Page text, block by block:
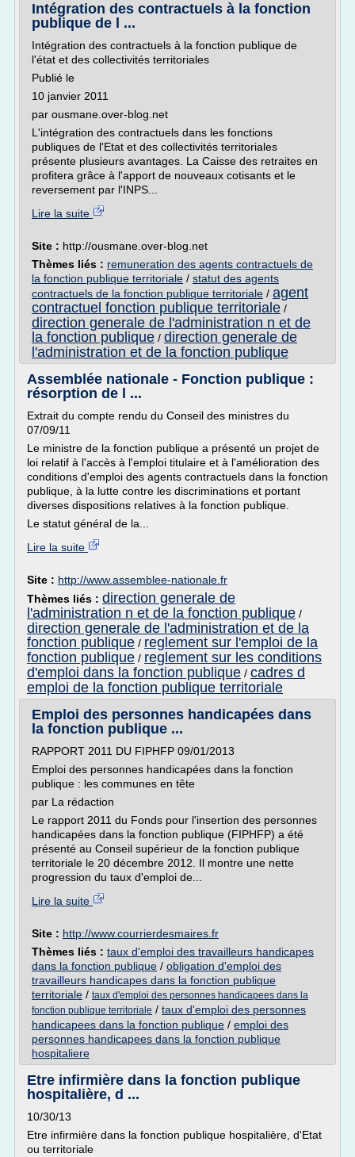
Intégration des contractuels à la fonction
publique de l ...
Intégration des contractuels à la fonction publique de
l'état et des collectivités territoriales
Publié le
10 janvier 2011
par ousmane.over-blog.net
L'intégration des contractuels dans les fonctions
publiques de l'Etat et des collectivités territoriales
présente plusieurs avantages. La Caisse des retraites en
profitera grâce à l'apport de nouveaux cotisants et le
reversement par l'INPS...
Lire la suite
Site : http://ousmane.over-blog.net
Thèmes liés : remuneration des agents contractuels de
la fonction publique territoriale / statut des agents
contractuels de la fonction publique territoriale / agent
contractuel fonction publique territoriale /
direction generale de l'administration n et de
la fonction publique / direction generale de
l'administration et de la fonction publique
Assemblée nationale - Fonction publique :
résorption de l ...
Extrait du compte rendu du Conseil des ministres du
07/09/11
Le ministre de la fonction publique a présenté un projet de
loi relatif à l'accès à l'emploi titulaire et à l'amélioration des
conditions d'emploi des agents contractuels dans la fonction
publique, à la lutte contre les discriminations et portant
diverses dispositions relatives à la fonction publique.
Le statut général de la...
Lire la suite
Site : http://www.assemblee-nationale.fr
Thèmes liés : direction generale de
l'administration n et de la fonction publique /
direction generale de l'administration et de la
fonction publique / reglement sur l'emploi de la
fonction publique / reglement sur les conditions
d'emploi dans la fonction publique / cadres d
emploi de la fonction publique territoriale
Emploi des personnes handicapées dans
la fonction publique ...
RAPPORT 2011 DU FIPHFP 09/01/2013
Emploi des personnes handicapées dans la fonction
publique : les communes en tête
par La rédaction
Le rapport 2011 du Fonds pour l'insertion des personnes
handicapées dans la fonction publique (FIPHFP) a été
présenté au Conseil supérieur de la fonction publique
territoriale le 20 décembre 2012. Il montre une nette
progression du taux d'emploi de...
Lire la suite
Site : http://www.courrierdesmaires.fr
Thèmes liés : taux d'emploi des travailleurs handicapes
dans la fonction publique / obligation d'emploi des
travailleurs handicapes dans la fonction publique
territoriale / taux d'emploi des personnes handicapees dans la
fonction publique territoriale / taux d'emploi des personnes
handicapees dans la fonction publique / emploi des
personnes handicapees dans la fonction publique
hospitaliere
Etre infirmière dans la fonction publique
hospitalière, d ...
10/30/13
Etre infirmière dans la fonction publique hospitalière, d'Etat
ou territoriale